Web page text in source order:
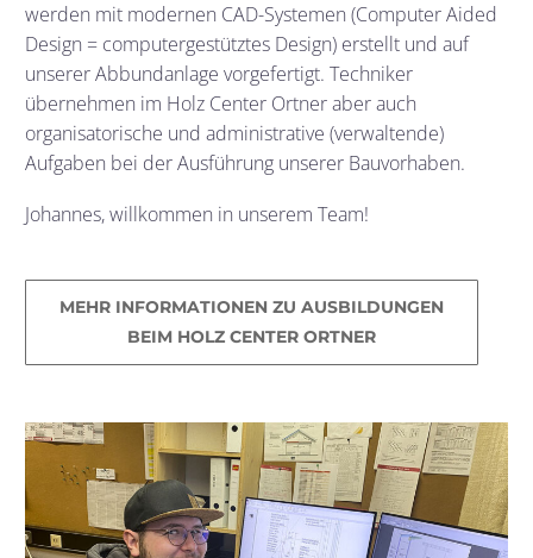
werden mit modernen CAD-Systemen (Computer Aided
Design = computergestütztes Design) erstellt und auf
unserer Abbundanlage vorgefertigt. Techniker
übernehmen im Holz Center Ortner aber auch
organisatorische und administrative (verwaltende)
Aufgaben bei der Ausführung unserer Bauvorhaben.
Johannes, willkommen in unserem Team!
MEHR INFORMATIONEN ZU AUSBILDUNGEN
BEIM HOLZ CENTER ORTNER